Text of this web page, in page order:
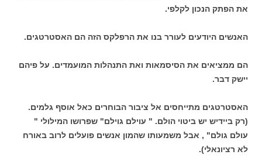
את הפתק הנכון לקלפי.
האנשים היודעים לעורר בנו את הרפלקס הזה הם האסטרטגים.
הם ממציאים את הסיסמאות ואת התנהלות המועמדים. על פיהם
יישק דבר.
האסטרטגים מתייחסים אל ציבור הבוחרים כאל אוסף גלמים.
(רק ביידיש יש ביטוי הולם. " עוילם גוילם" שפרושו המילולי "
עולם גולם" , אבל משמעותו שהמון אנשים פועלים לרוב באורח
לא רציונאלי).